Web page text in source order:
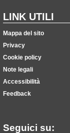
LINK UTILI
Mappa del sito
Privacy
Cookie policy
Note legali
Accessibilità
Feedback
Seguici su: